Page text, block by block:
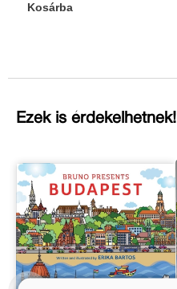
Kosárba
Ezek is érdekelhetnek!